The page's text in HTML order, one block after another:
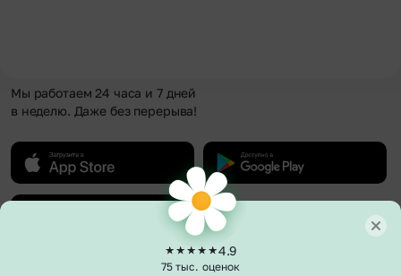
Мы работаем 24 часа и 7 дней
в неделю. Даже без перерыва!
4.9
75 тыс. оценок